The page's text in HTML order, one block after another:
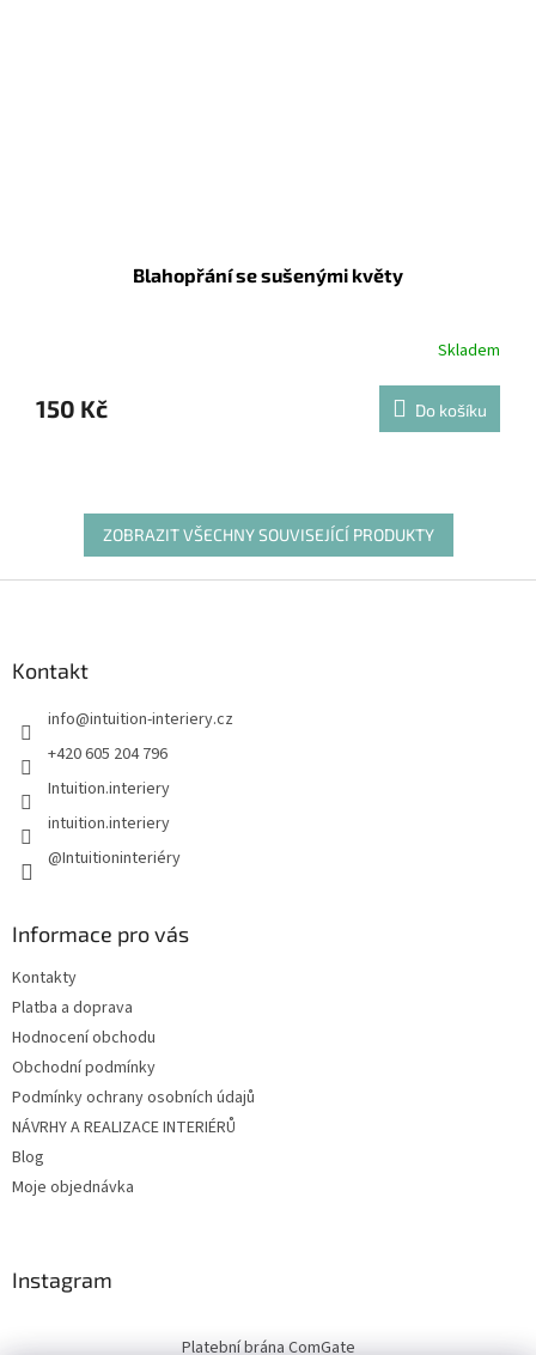
Blahopřání se sušenými květy
Skladem
150 Kč Do košíku
ZOBRAZIT VŠECHNY SOUVISEJÍCÍ PRODUKTY
Kontakt
info@intuition-interiery.cz
+420 605 204 796
Intuition.interiery
intuition.interiery
@Intuitioninteriéry
Informace pro vás
Kontakty
Platba a doprava
Hodnocení obchodu
Obchodní podmínky
Podmínky ochrany osobních údajů
NÁVRHY A REALIZACE INTERIÉRŮ
Blog
Moje objednávka
Instagram
Platební brána ComGate